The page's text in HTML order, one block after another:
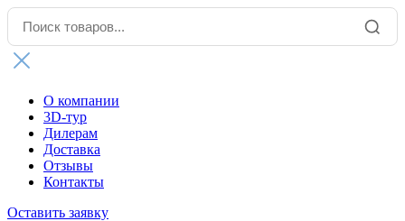
О компании
3D-тур
Дилерам
Доставка
Отзывы
Контакты
Оставить заявку